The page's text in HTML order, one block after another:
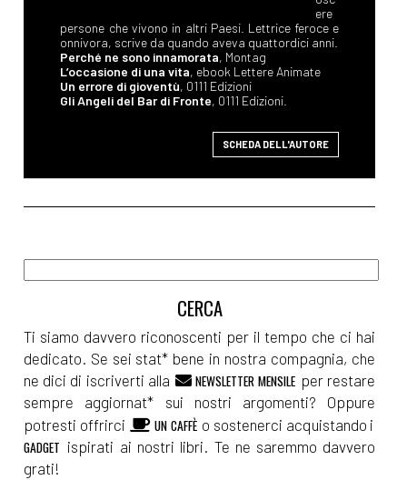
ere
persone che vivono in altri Paesi. Lettrice feroce e
onnivora, scrive da quando aveva quattordici anni.
Perché ne sono innamorata, Montag
L’occasione di una vita, ebook Lettere Animate
Un errore di gioventù, 0111 Edizioni
Gli Angeli del Bar di Fronte, 0111 Edizioni.
SCHEDA DELL'AUTORE
Ti siamo davvero riconoscenti per il tempo che ci hai
dedicato. Se sei stat* bene in nostra compagnia, che
ne dici di iscriverti alla
NEWSLETTER MENSILE per restare
sempre aggiornat* sui nostri argomenti? Oppure
potresti offrirci
UN CAFFÈ o sostenerci acquistando i
GADGET ispirati ai nostri libri. Te ne saremmo davvero
grati!